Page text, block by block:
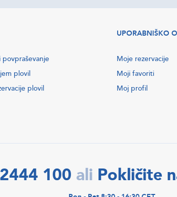
povpraševanje
plovil
plovil
UPORABNIŠKO
Moje rezervacije
Moji favoriti
Moj profil
100 ali Pokličite